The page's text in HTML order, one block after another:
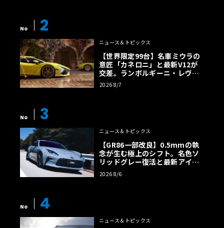
No 2
ニュース＆トピックス
【世界限定99台】名車ミウラの
意匠「カネロニ」と最新V12が
交差。ランボルギーニ・レヴエ
ルトに60周年記念車が登場
2026 8/7
No 3
ニュース＆トピックス
【GR86一部改良】0.5mmの執
念が生む極上のシフト。名色ソ
リッドグレー復活と最新アイサ
イトでFRの極みへ
2026 8/6
No 4
ニュース＆トピックス